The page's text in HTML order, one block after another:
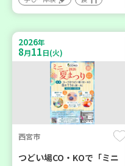
2026年
8月11日(火)
西宮市
つどい場CO・KOで「ミニ